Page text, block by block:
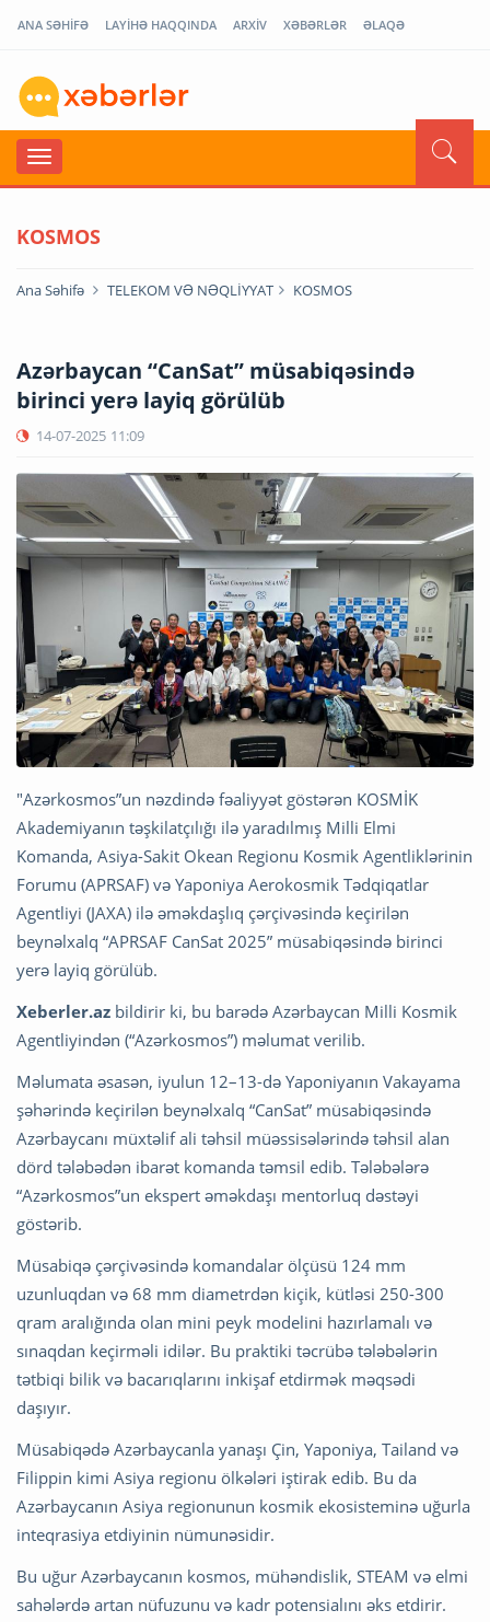
ANA SƏHİFƏ LAYİHƏ HAQQINDA ARXİV XƏBƏRLƏR ƏLAQƏ
KOSMOS
Ana Səhifə TELEKOM VƏ NƏQLİYYAT KOSMOS
Azərbaycan “CanSat” müsabiqəsində
birinci yerə layiq görülüb
14-07-2025 11:09
"Azərkosmos”un nəzdində fəaliyyət göstərən KOSMİK
Akademiyanın təşkilatçılığı ilə yaradılmış Milli Elmi
Komanda, Asiya-Sakit Okean Regionu Kosmik Agentliklərinin
Forumu (APRSAF) və Yaponiya Aerokosmik Tədqiqatlar
Agentliyi (JAXA) ilə əməkdaşlıq çərçivəsində keçirilən
beynəlxalq “APRSAF CanSat 2025” müsabiqəsində birinci
yerə layiq görülüb.
Xeberler.az bildirir ki, bu barədə Azərbaycan Milli Kosmik
Agentliyindən (“Azərkosmos”) məlumat verilib.
Məlumata əsasən, iyulun 12–13-də Yaponiyanın Vakayama
şəhərində keçirilən beynəlxalq “CanSat” müsabiqəsində
Azərbaycanı müxtəlif ali təhsil müəssisələrində təhsil alan
dörd tələbədən ibarət komanda təmsil edib. Tələbələrə
“Azərkosmos”un ekspert əməkdaşı mentorluq dəstəyi
göstərib.
Müsabiqə çərçivəsində komandalar ölçüsü 124 mm
uzunluqdan və 68 mm diametrdən kiçik, kütləsi 250-300
qram aralığında olan mini peyk modelini hazırlamalı və
sınaqdan keçirməli idilər. Bu praktiki təcrübə tələbələrin
tətbiqi bilik və bacarıqlarını inkişaf etdirmək məqsədi
daşıyır.
Müsabiqədə Azərbaycanla yanaşı Çin, Yaponiya, Tailand və
Filippin kimi Asiya regionu ölkələri iştirak edib. Bu da
Azərbaycanın Asiya regionunun kosmik ekosisteminə uğurla
inteqrasiya etdiyinin nümunəsidir.
Bu uğur Azərbaycanın kosmos, mühəndislik, STEAM və elmi
sahələrdə artan nüfuzunu və kadr potensialını əks etdirir.